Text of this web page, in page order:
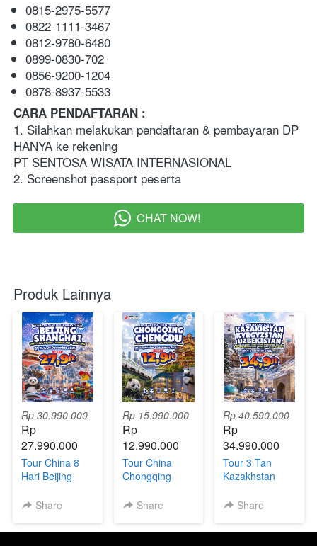
0815-2975-5577
0822-1111-3467
0812-9780-6480
0899-0830-702
0856-9200-1204
0878-8937-5533
CARA PENDAFTARAN :
1. Silahkan melakukan pendaftaran & pembayaran DP
HANYA ke rekening
PT SENTOSA WISATA INTERNASIONAL
2. Screenshot passport peserta
` CHAT NOW!
Produk Lainnya
Rp 30.990.000
Rp
27.990.000
Tour China 8
Hari Beijing
Universal
Disneyland &
Share
Rp 15.990.000
Rp
12.990.000
Tour China
Chongqing
| Direct Flight
Share
Rp 40.590.000
Rp
34.990.000
Tour 3 Tan
Kazakhstan
Kyrgyzstan 9
Share